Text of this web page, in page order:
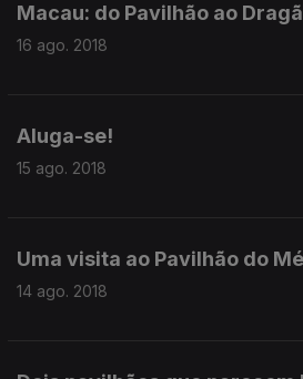
Macau: do Pavilhão ao
16 ago. 2018
Aluga-se!
15 ago. 2018
Uma visita ao Pavilhão do
14 ago. 2018